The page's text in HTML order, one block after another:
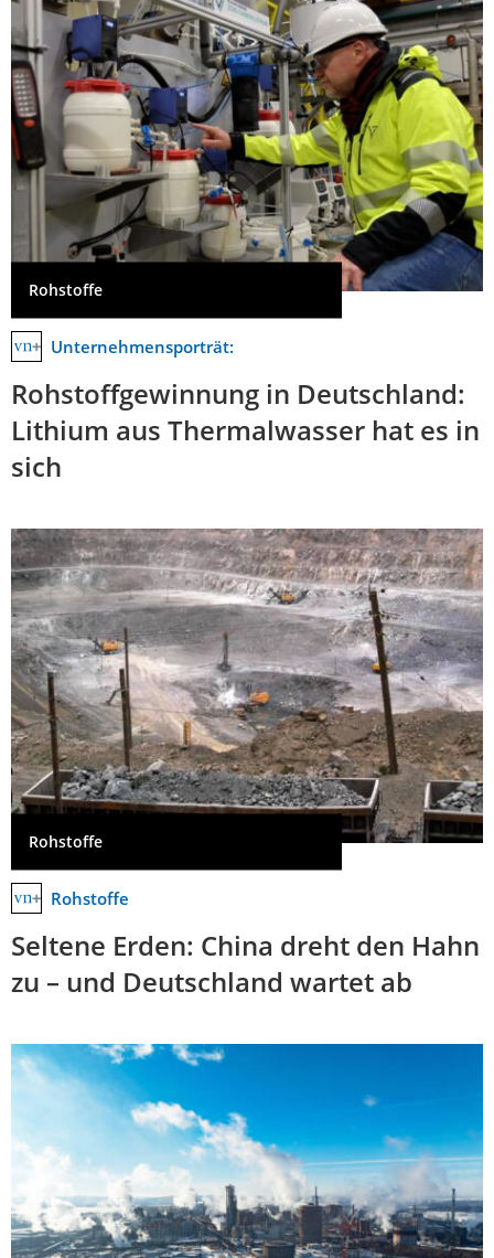
Rohstoffe
Unternehmensporträt:
Rohstoffgewinnung in Deutschland:
Lithium aus Thermalwasser hat es in
sich
Rohstoffe
Rohstoffe
Seltene Erden: China dreht den Hahn
zu – und Deutschland wartet ab